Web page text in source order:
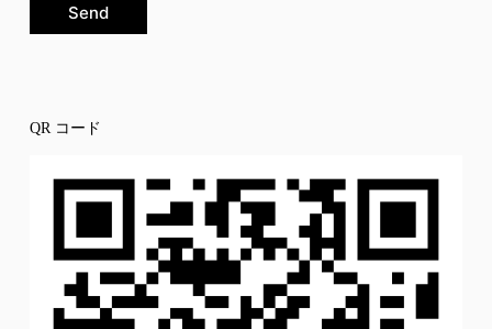
Send
QR コード